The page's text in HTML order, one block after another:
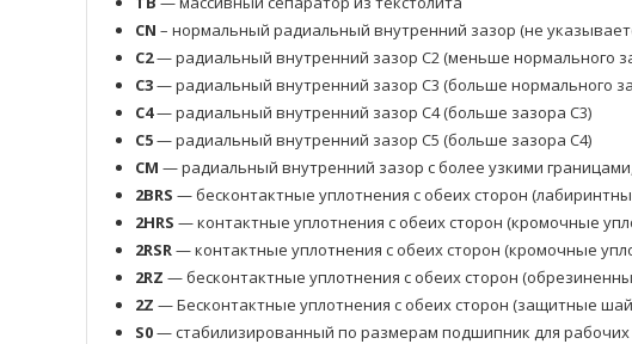
CN – нормальный радиальный внутренний зазор (не
C2— радиальный внутренний зазор C2 (меньше нормального
C3— радиальный внутренний зазор C3 (больше нормального
C4— радиальный внутренний зазор C4 (больше зазора C3)
C5— радиальный внутренний зазор C5 (больше зазора C4)
CM — радиальный внутренний зазор с более узкими
2BRS — бесконтактные уплотнения с обеих сторон
2HRS — контактные уплотнения с обеих сторон (кромочные
2RSR— контактные уплотнения с обеих сторон (кромочные
2RZ — бесконтактные уплотнения с обеих сторон
2Z — Бесконтактные уплотнения с обеих сторон (защитные
S0— стабилизированный по размерам подшипник для рабочих